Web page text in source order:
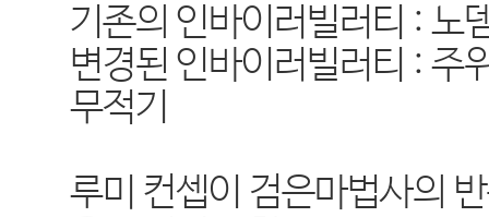
기존의 인바이러빌러티 : 노
변경된 인바이러빌러티 : 주
무적기
루미 컨셉이 검은마법사의